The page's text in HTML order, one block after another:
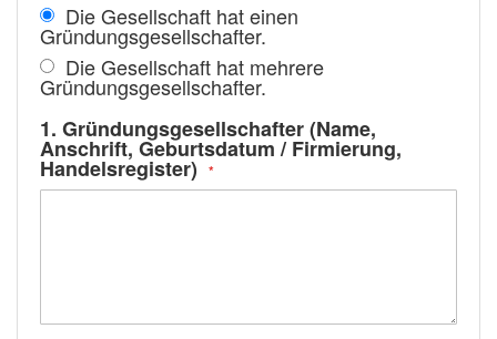
Die Gesellschaft hat einen
Gründungsgesellschafter.
Die Gesellschaft hat mehrere
Gründungsgesellschafter.
1. Gründungsgesellschafter (Name,
Anschrift, Geburtsdatum / Firmierung,
Handelsregister)